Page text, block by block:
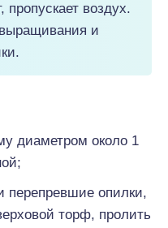
воздух.
и
диаметром около 1
перепревшие опилки,
торф, пролить